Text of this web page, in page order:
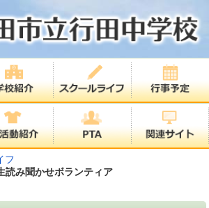
フ
み聞かせボランティア